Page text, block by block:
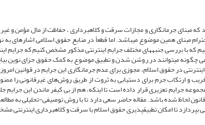
مبنای جرم­انگاری و مجازات سرقت و کلاهبرداری ، حفاظت از مال مؤمن و
مبنای همین موضوع می­باشد. اما قطعاً در منابع حقوق اسلامی اشاره­ای به
که با بررسی جنبه­های مختلف جرایم اینترنتی مذکور مشخص کنیم که جرایم
در حقوق اسلام، مجوزی برای عدم جر­م­انگاری این جرایم در قوانین
و ارتکاب جرم برای دستیابی به ثروت از طریق روش‌های غیرقانونی را
جرایم تعزیری قرار داده است تا اینکه، هم از بی کیفر ماندن این
لحاظ شده باشد. مقاله حاضر سعی دارد تا با روش توصیفی-تحلیلی به
بپردازد تا امکان تطبیق­پذیری حقوق اسلام با سرقت و کلاهبرداری